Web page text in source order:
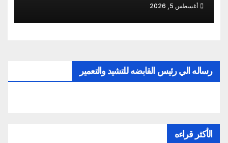
أغسطس 5, 2026
رساله الي رئيس القابضه للتشيد والتعمير
الأكثر قراءه